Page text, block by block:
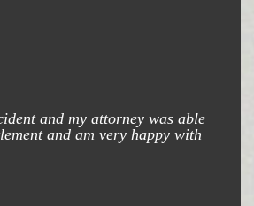
and my attorney was able
and am very happy with